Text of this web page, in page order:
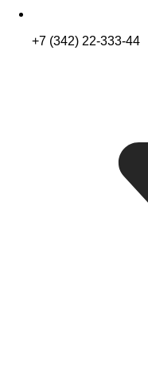
+7 (342) 22-333-44